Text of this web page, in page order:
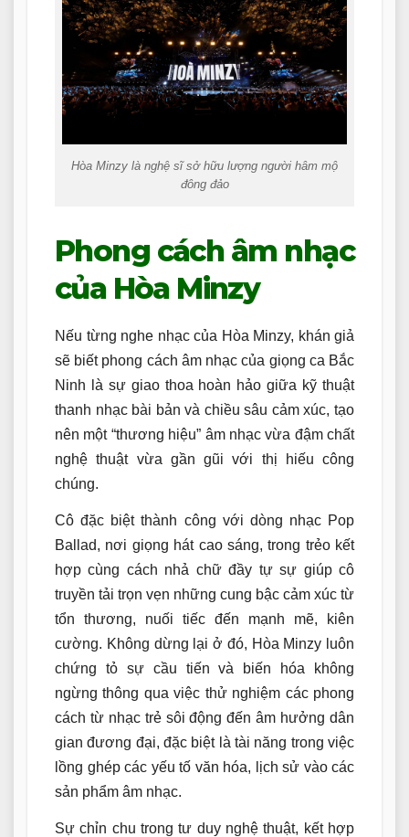
Hòa Minzy là nghệ sĩ sở hữu lượng người hâm mộ
đông đảo
Phong cách âm nhạc
của Hòa Minzy
Nếu từng nghe nhạc của Hòa Minzy, khán giả
sẽ biết phong cách âm nhạc của giọng ca Bắc
Ninh là sự giao thoa hoàn hảo giữa kỹ thuật
thanh nhạc bài bản và chiều sâu cảm xúc, tạo
nên một “thương hiệu” âm nhạc vừa đậm chất
nghệ thuật vừa gần gũi với thị hiếu công
chúng.
Cô đặc biệt thành công với dòng nhạc Pop
Ballad, nơi giọng hát cao sáng, trong trẻo kết
hợp cùng cách nhả chữ đầy tự sự giúp cô
truyền tải trọn vẹn những cung bậc cảm xúc từ
tổn thương, nuối tiếc đến mạnh mẽ, kiên
cường. Không dừng lại ở đó, Hòa Minzy luôn
chứng tỏ sự cầu tiến và biến hóa không
ngừng thông qua việc thử nghiệm các phong
cách từ nhạc trẻ sôi động đến âm hưởng dân
gian đương đại, đặc biệt là tài năng trong việc
lồng ghép các yếu tố văn hóa, lịch sử vào các
sản phẩm âm nhạc.
Sự chỉn chu trong tư duy nghệ thuật, kết hợp